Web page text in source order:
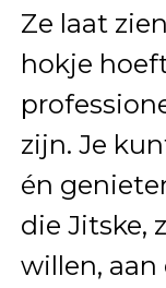
Ze laat
hokje
zijn. Je
én
die Jitske,
willen, aan